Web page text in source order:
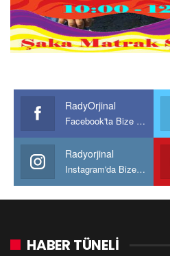
RadyOrjinal
Facebook'ta Bize Katılın
Radyorjinal
Instagram'da Bize katılın
HABER TÜNELİ